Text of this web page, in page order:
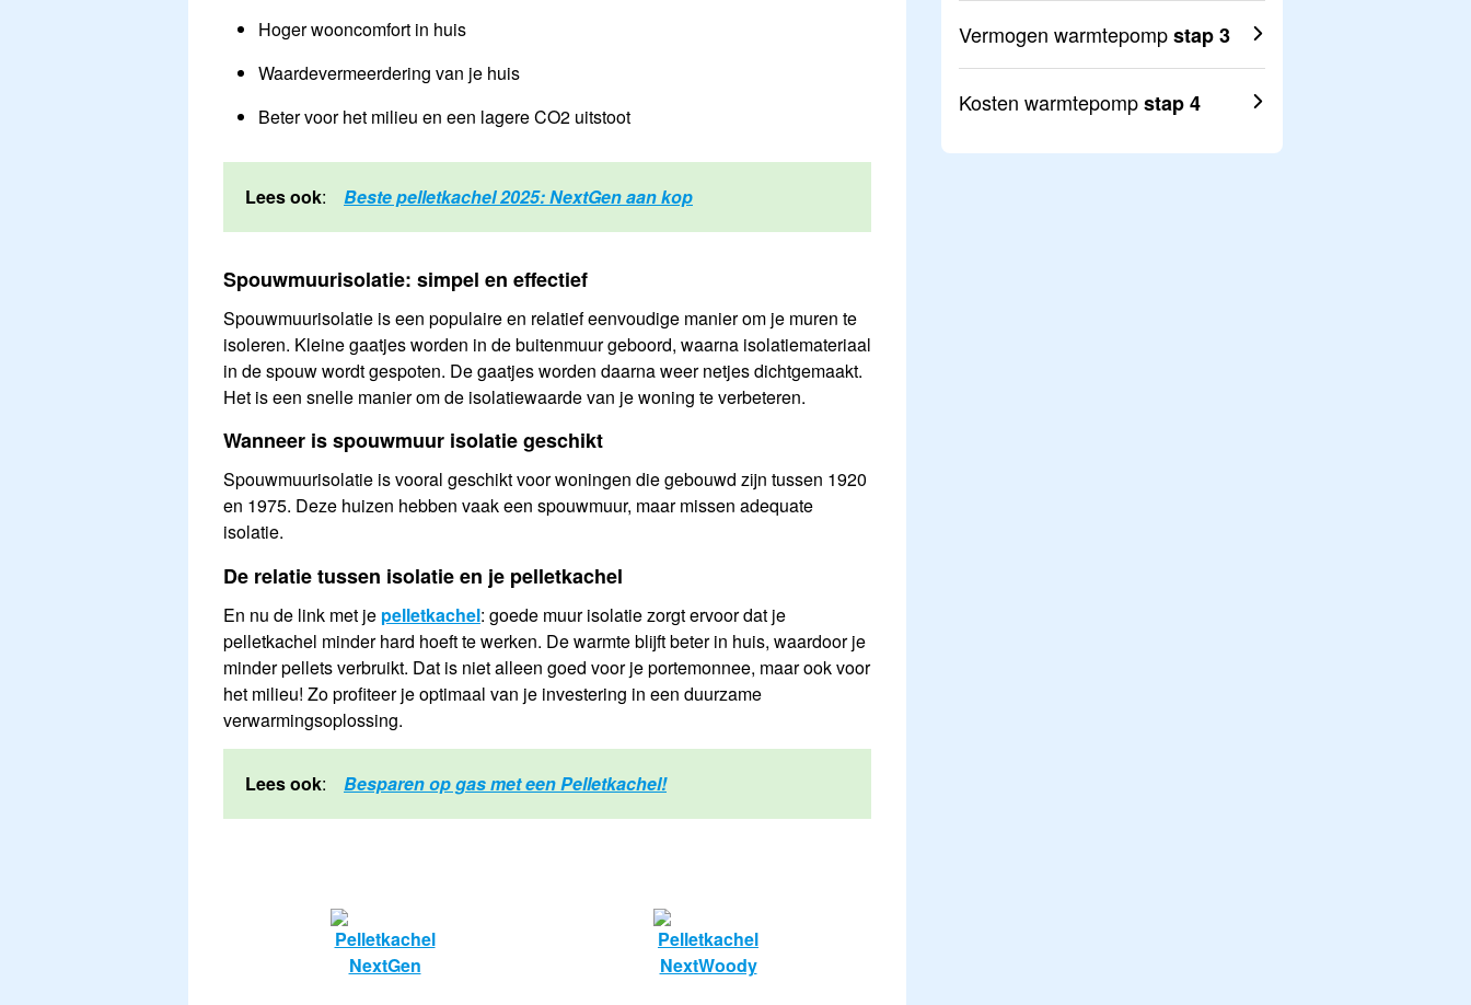
Hoger wooncomfort in huis
Waardevermeerdering van je huis
Beter voor het milieu en een lagere CO2 uitstoot
Lees ook: Beste pelletkachel 2025: NextGen aan kop
Spouwmuurisolatie: simpel en effectief
Spouwmuurisolatie is een populaire en relatief eenvoudige manier om je muren te
isoleren. Kleine gaatjes worden in de buitenmuur geboord, waarna isolatiemateriaal
in de spouw wordt gespoten. De gaatjes worden daarna weer netjes dichtgemaakt.
Het is een snelle manier om de isolatiewaarde van je woning te verbeteren.
Wanneer is spouwmuur isolatie geschikt
Spouwmuurisolatie is vooral geschikt voor woningen die gebouwd zijn tussen 1920
en 1975. Deze huizen hebben vaak een spouwmuur, maar missen adequate
isolatie.
De relatie tussen isolatie en je pelletkachel
En nu de link met je pelletkachel: goede muur isolatie zorgt ervoor dat je
pelletkachel minder hard hoeft te werken. De warmte blijft beter in huis, waardoor je
minder pellets verbruikt. Dat is niet alleen goed voor je portemonnee, maar ook voor
het milieu! Zo profiteer je optimaal van je investering in een duurzame
verwarmingsoplossing.
Lees ook: Besparen op gas met een Pelletkachel!
Vermogen warmtepompstap 3
Kosten warmtepompstap 4